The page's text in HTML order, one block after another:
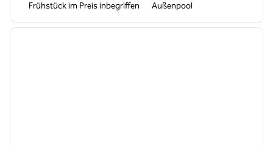
Frühstück im Preis inbegriffen Außenpool
1 von 12